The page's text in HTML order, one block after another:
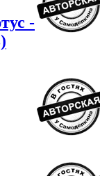
-